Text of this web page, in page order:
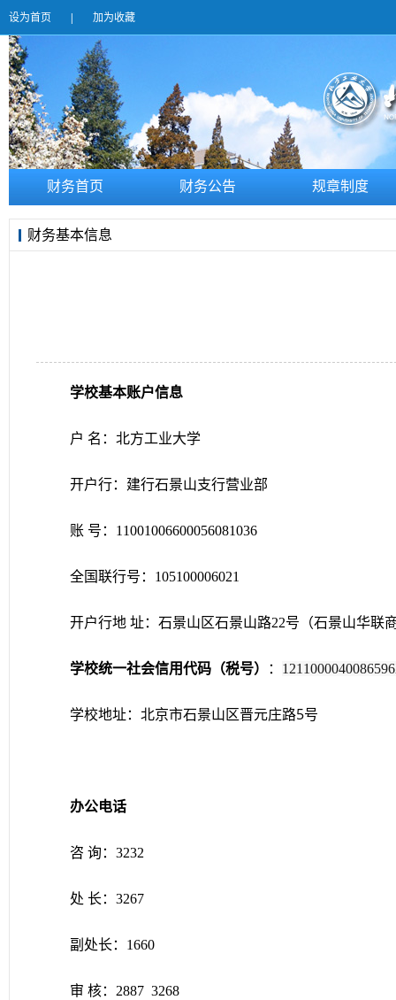
设为首页 | 加为收藏
财务首页 财务公告 规章制度
财务基本信息
学校基本账户信息
户 名：北方工业大学
开户行：建行石景山支行营业部
账 号： 11001006600056081036
全国联行号： 105100006021
开户行地 址：石景山区石景山路22号（石景山华联
学校统一社会信用代码（税号） ：
学校地址：北京市石景山区晋元庄路5号
办公电话
咨 询： 3232
处 长： 3267
副处长：1660
审 核： 2887 3268